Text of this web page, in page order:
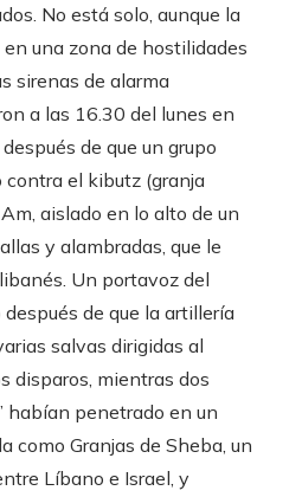
No está solo, aunque la
una zona de hostilidades
sirenas de alarma
a las 16.30 del lunes en
de que un grupo
contra el kibutz (granja
aislado en lo alto de un
y alambradas, que le
Un portavoz del
de que la artillería
salvas dirigidas al
disparos, mientras dos
habían penetrado en un
como Granjas de Sheba, un
Líbano e Israel, y